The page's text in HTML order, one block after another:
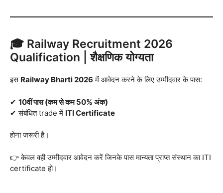
🎓 Railway Recruitment 2026
Qualification | शैक्षणिक योग्यता
इस Railway Bharti 2026 में आवेदन करने के लिए उम्मीदवार के पास:
✔ 10वीं पास (कम से कम 50% अंक)
✔ संबंधित trade में ITI Certificate
होना जरूरी है।
👉 केवल वही उम्मीदवार आवेदन करें जिनके पास मान्यता प्राप्त संस्थान का ITI
certificate हो।